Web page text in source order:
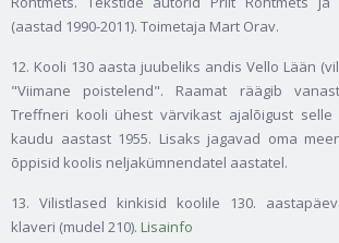
(aastad 1990-2011). Toimetaja Mart Orav.
12. Kooli 130 aasta juubeliks andis Vello Lään
"Viimane poistelend". Raamat räägib
Treffneri kooli ühest värvikast ajalõigust selle
kaudu aastast 1955. Lisaks jagavad oma
õppisid koolis neljakümnendatel aastatel.
13. Vilistlased kinkisid koolile 130.
klaveri (mudel 210). Lisainfo